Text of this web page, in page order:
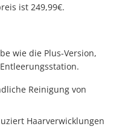
ist 249,99€.
wie die Plus-Version,
Reinigung von
Haarverwicklungen